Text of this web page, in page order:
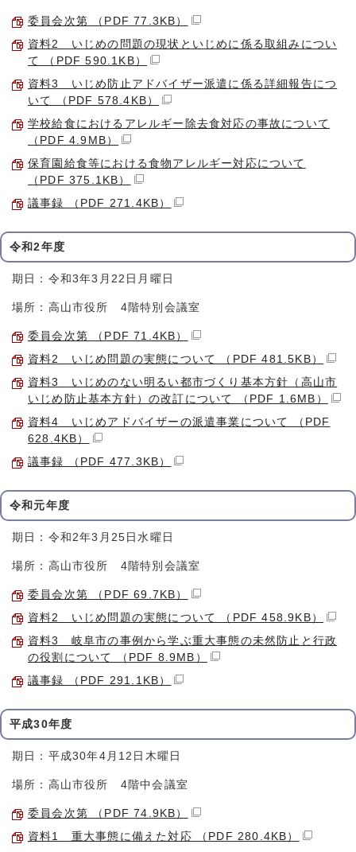
委員会次第 （PDF 77.3KB）
資料2 いじめの問題の現状といじめに係る取組みについ
て （PDF 590.1KB）
資料3 いじめ防止アドバイザー派遣に係る詳細報告につ
いて （PDF 578.4KB）
学校給食におけるアレルギー除去食対応の事故について
（PDF 4.9MB）
保育園給食等における食物アレルギー対応について
（PDF 375.1KB）
議事録 （PDF 271.4KB）
令和2年度
期日：令和3年3月22日月曜日
場所：高山市役所 4階特別会議室
委員会次第 （PDF 71.4KB）
資料2 いじめ問題の実態について （PDF 481.5KB）
資料3 いじめのない明るい都市づくり基本方針（高山市
いじめ防止基本方針）の改訂について （PDF 1.6MB）
資料4 いじめアドバイザーの派遣事業について （PDF
628.4KB）
議事録 （PDF 477.3KB）
令和元年度
期日：令和2年3月25日水曜日
場所：高山市役所 4階特別会議室
委員会次第 （PDF 69.7KB）
資料2 いじめ問題の実態について （PDF 458.9KB）
資料3 岐阜市の事例から学ぶ重大事態の未然防止と行政
の役割について （PDF 8.9MB）
議事録 （PDF 291.1KB）
平成30年度
期日：平成30年4月12日木曜日
場所：高山市役所 4階中会議室
委員会次第 （PDF 74.9KB）
資料1 重大事態に備えた対応 （PDF 280.4KB）